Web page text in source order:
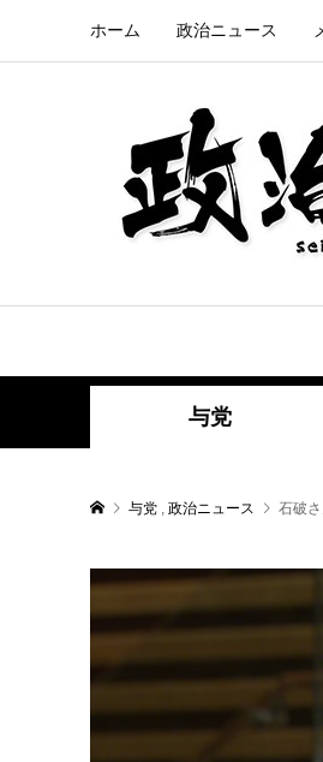
ホーム 政治ニュース
与党
与党 , 政治ニュース 石破